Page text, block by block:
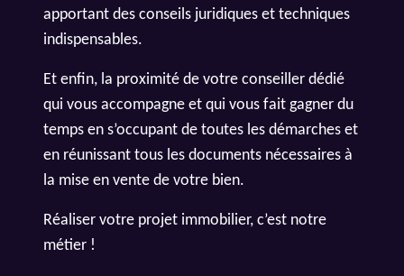
apportant des conseils juridiques et techniques
indispensables.
Et enfin, la proximité de votre conseiller dédié
qui vous accompagne et qui vous fait gagner du
temps en s’occupant de toutes les démarches et
en réunissant tous les documents nécessaires à
la mise en vente de votre bien.
Réaliser votre projet immobilier, c’est notre
métier !